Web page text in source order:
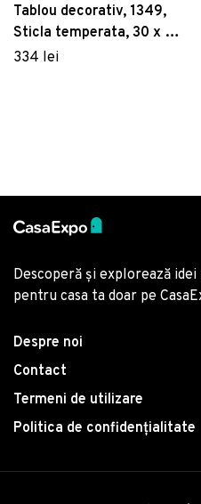
Tablou decorativ, 1349,
Sticla temperata, 30 x 45
cm, Multicolor
334 lei
Descoperă și explorează
pentru casa ta doar pe
Despre noi
Contact
Termeni de utilizare
Politica de confidențialitate